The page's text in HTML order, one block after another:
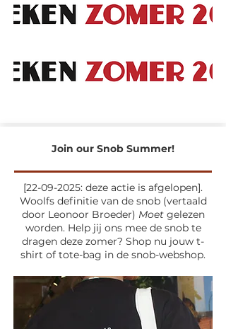
Join our Snob Summer!
[22-09-2025: deze actie is afgelopen].
Woolfs definitie van de snob (vertaald
door Leonoor Broeder) Moetgelezen
worden. Help jij ons mee de snob te
dragen deze zomer? Shop nu jouw t-
shirt of tote-bag in de snob-webshop.